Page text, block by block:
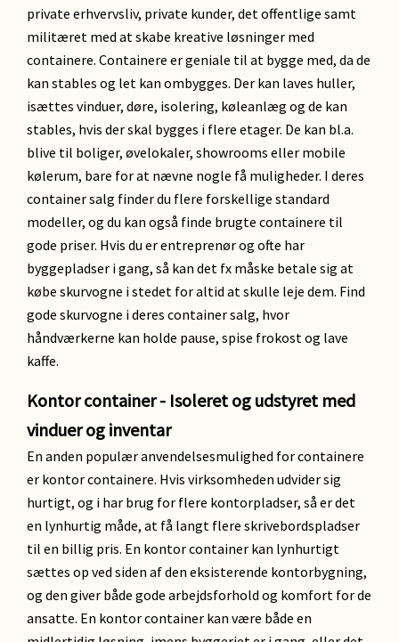
private erhvervsliv, private kunder, det offentlige samt
militæret med at skabe kreative løsninger med
containere. Containere er geniale til at bygge med, da de
kan stables og let kan ombygges. Der kan laves huller,
isættes vinduer, døre, isolering, køleanlæg og de kan
stables, hvis der skal bygges i flere etager. De kan bl.a.
blive til boliger, øvelokaler, showrooms eller mobile
kølerum, bare for at nævne nogle få muligheder. I deres
container salg finder du flere forskellige standard
modeller, og du kan også finde brugte containere til
gode priser. Hvis du er entreprenør og ofte har
byggepladser i gang, så kan det fx måske betale sig at
købe skurvogne i stedet for altid at skulle leje dem. Find
gode skurvogne i deres container salg, hvor
håndværkerne kan holde pause, spise frokost og lave
kaffe.
Kontor container - Isoleret og udstyret med
vinduer og inventar
En anden populær anvendelsesmulighed for containere
er kontor containere. Hvis virksomheden udvider sig
hurtigt, og i har brug for flere kontorpladser, så er det
en lynhurtig måde, at få langt flere skrivebordspladser
til en billig pris. En kontor container kan lynhurtigt
sættes op ved siden af den eksisterende kontorbygning,
og den giver både gode arbejdsforhold og komfort for de
ansatte. En kontor container kan være både en